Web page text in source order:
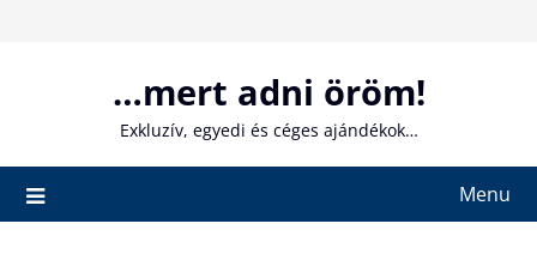
…mert adni öröm!
Exkluzív, egyedi és céges ajándékok…
Menu